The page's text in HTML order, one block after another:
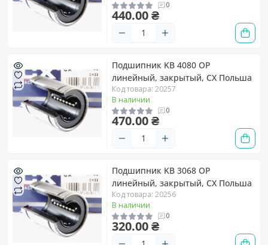
0
440.00 ₴
Подшипник KB 4080 OP
линейный, закрытый, CX Польша
Код товара: 20257
В наличии
0
470.00 ₴
Подшипник KB 3068 OP
линейный, закрытый, CX Польша
Код товара: 20256
В наличии
0
320.00 ₴